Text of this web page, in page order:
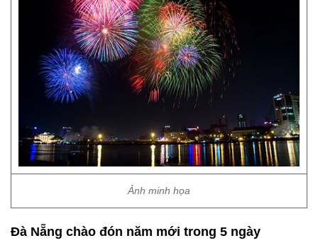
Ảnh minh họa
Đà Nẵng chào đón năm mới trong 5 ngày